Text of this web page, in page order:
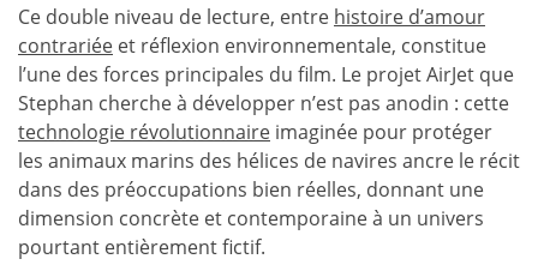
Ce double niveau de lecture, entre histoire d’amour
contrariée et réflexion environnementale, constitue
l’une des forces principales du film. Le projet AirJet que
Stephan cherche à développer n’est pas anodin : cette
technologie révolutionnaire imaginée pour protéger
les animaux marins des hélices de navires ancre le récit
dans des préoccupations bien réelles, donnant une
dimension concrète et contemporaine à un univers
pourtant entièrement fictif.